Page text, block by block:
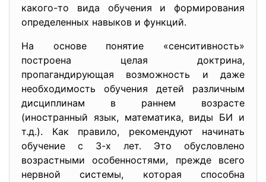
какого-то вида обучения и формирования
определенных навыков и функций.
На основе понятие «сенситивность»
построена целая доктрина,
пропагандирующая возможность и даже
необходимость обучения детей различным
дисциплинам в раннем возрасте
(иностранный язык, математика, виды БИ и
т.д.). Как правило, рекомендуют начинать
обучение с 3-х лет. Это обусловлено
возрастными особенностями, прежде всего
нервной системы, которая способна